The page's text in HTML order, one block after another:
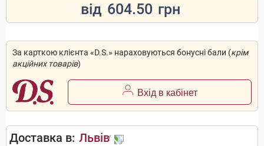
від 604.50 грн
За карткою клієнта «D.S.» нараховуються бонусні бали (крім
акційних товарів)
Вхід в кабінет
Доставка в: Львів